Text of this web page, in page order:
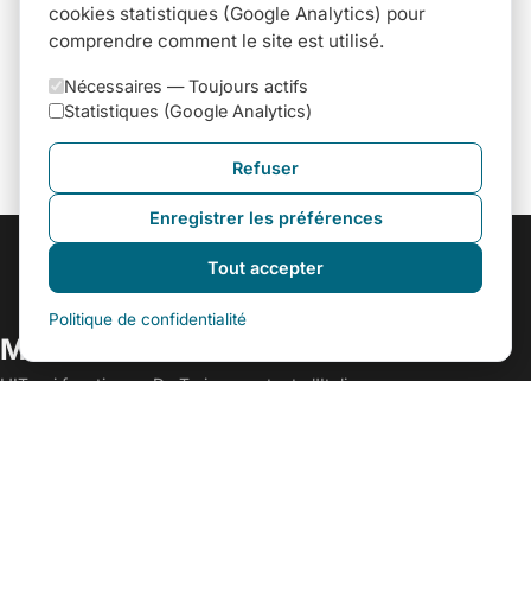
MEGISTONE SRL
L'IT qui fonctionne. De Turin, pour toute l'Italie.
cookies statistiques (Google Analytics) pour
comprendre comment le site est utilisé.
Nécessaires —Toujours actifs
Statistiques (Google Analytics)
Refuser
Enregistrer les préférences
Tout accepter
Politique de confidentialité